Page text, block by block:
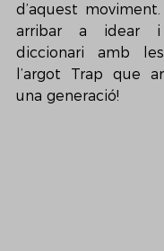
d’aquest
arribar a idear
diccionari amb
l’argot Trap que
una generació!